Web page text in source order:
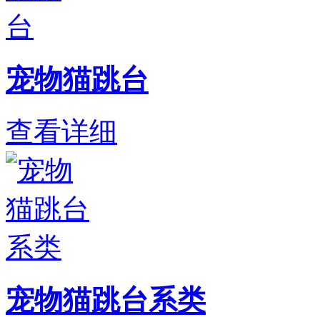
宠物猫跳台
查看详细
宠物猫跳台系类